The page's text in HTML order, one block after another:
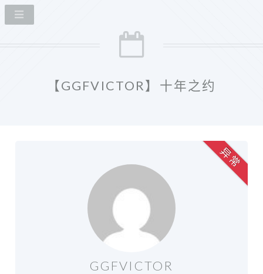
【GGFVICTOR】十年之约
GGFVICTOR
异 常